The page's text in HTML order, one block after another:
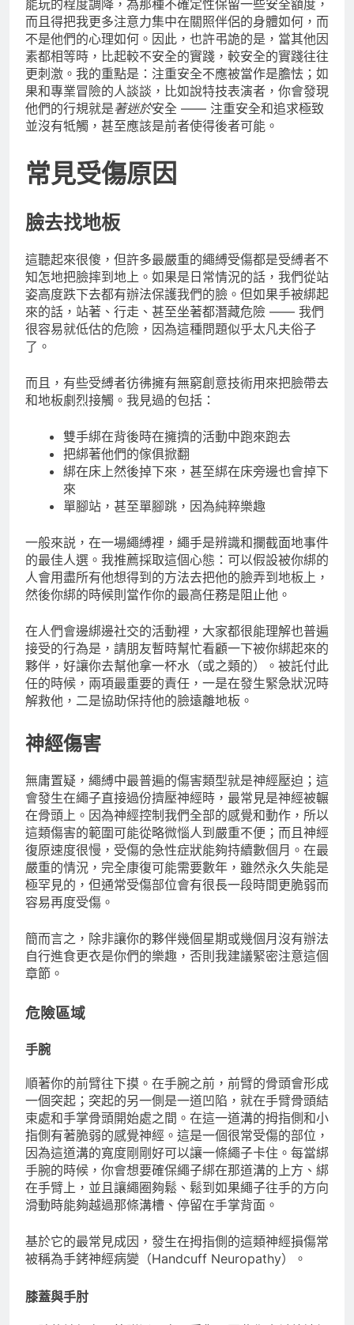
能玩的程度調降，為那種不確定性保留一些安全額度，
而且得把我更多注意力集中在關照伴侶的身體如何，而
不是他們的心理如何。因此，也許弔詭的是，當其他因
素都相等時，比起較不安全的實踐，較安全的實踐往往
更刺激。我的重點是：注重安全不應被當作是膽怯；如
果和專業冒險的人談談，比如說特技表演者，你會發現
他們的行規就是著迷於安全 —— 注重安全和追求極致
並沒有牴觸，甚至應該是前者使得後者可能。
常見受傷原因
臉去找地板
這聽起來很傻，但許多最嚴重的繩縛受傷都是受縛者不
知怎地把臉摔到地上。如果是日常情況的話，我們從站
姿高度跌下去都有辦法保護我們的臉。但如果手被綁起
來的話，站著、行走、甚至坐著都潛藏危險 —— 我們
很容易就低估的危險，因為這種問題似乎太凡夫俗子
了。
而且，有些受縛者彷彿擁有無窮創意技術用來把臉帶去
和地板劇烈接觸。我見過的包括：
雙手綁在背後時在擁擠的活動中跑來跑去
把綁著他們的傢俱掀翻
綁在床上然後掉下來，甚至綁在床旁邊也會掉下
來
單腳站，甚至單腳跳，因為純粹樂趣
一般來説，在一場繩縛裡，繩手是辨識和攔截面地事件
的最佳人選。我推薦採取這個心態：可以假設被你綁的
人會用盡所有他想得到的方法去把他的臉弄到地板上，
然後你綁的時候則當作你的最高任務是阻止他。
在人們會邊綁邊社交的活動裡，大家都很能理解也普遍
接受的行為是，請朋友暫時幫忙看顧一下被你綁起來的
夥伴，好讓你去幫他拿一杯水（或之類的）。被託付此
任的時候，兩項最重要的責任，一是在發生緊急狀況時
解救他，二是協助保持他的臉遠離地板。
神經傷害
無庸置疑，繩縛中最普遍的傷害類型就是神經壓迫；這
會發生在繩子直接過份擠壓神經時，最常見是神經被輾
在骨頭上。因為神經控制我們全部的感覺和動作，所以
這類傷害的範圍可能從略微惱人到嚴重不便；而且神經
復原速度很慢，受傷的急性症狀能夠持續數個月。在最
嚴重的情況，完全康復可能需要數年，雖然永久失能是
極罕見的，但通常受傷部位會有很長一段時間更脆弱而
容易再度受傷。
簡而言之，除非讓你的夥伴幾個星期或幾個月沒有辦法
自行進食更衣是你們的樂趣，否則我建議緊密注意這個
章節。
危險區域
手腕
順著你的前臂往下摸。在手腕之前，前臂的骨頭會形成
一個突起；突起的另一側是一道凹陷，就在手臂骨頭結
束處和手掌骨頭開始處之間。在這一道溝的拇指側和小
指側有著脆弱的感覺神經。這是一個很常受傷的部位，
因為這道溝的寬度剛剛好可以讓一條繩子卡住。每當綁
手腕的時候，你會想要確保繩子綁在那道溝的上方、綁
在手臂上，並且讓繩圈夠鬆、鬆到如果繩子往手的方向
滑動時能夠越過那條溝槽、停留在手掌背面。
基於它的最常見成因，發生在拇指側的這類神經損傷常
被稱為手銬神經病變（Handcuff Neuropathy）。
膝蓋與手肘